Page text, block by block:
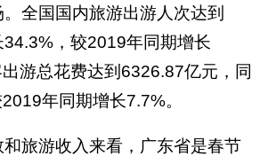
全国国内旅游出游人次达到
，较2019年同期增长
游总花费达到6326.87亿元，同
年同期增长7.7%。
旅游收入来看，广东省是春节